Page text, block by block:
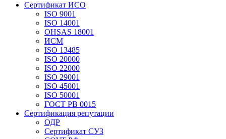
Сертификат ИСО
ISO 9001
ISO 14001
OHSAS 18001
ИСМ
ISO 13485
ISO 20000
ISO 22000
ISO 29001
ISO 45001
ISO 50001
ГОСТ РВ 0015
Сертификация репутации
ОДР
Сертификат СУЗ